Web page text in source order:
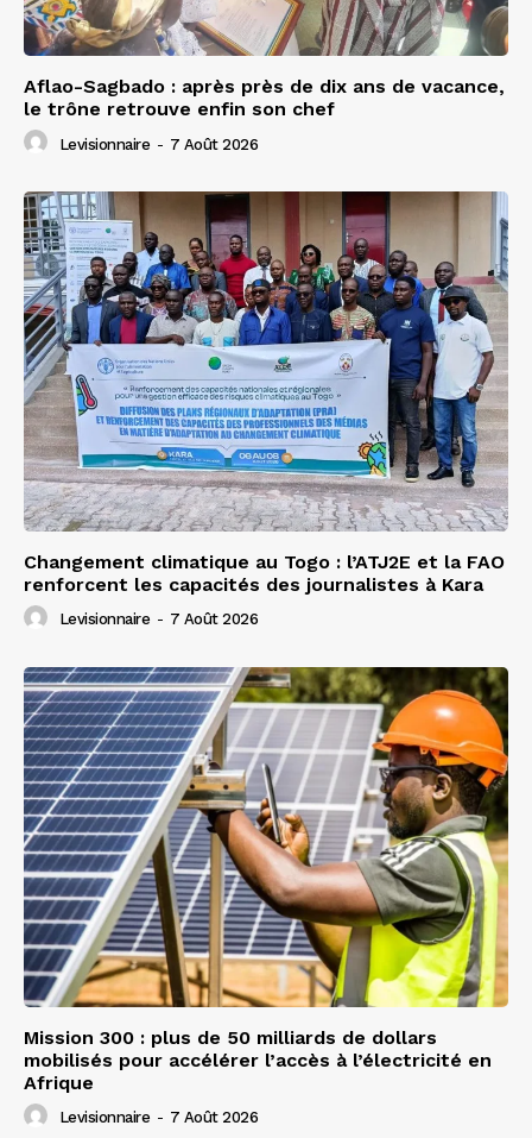
Aflao-Sagbado : après près de dix ans de vacance,
le trône retrouve enfin son chef
Levisionnaire - 7 Août 2026
Changement climatique au Togo : l’ATJ2E et la FAO
renforcent les capacités des journalistes à Kara
Levisionnaire - 7 Août 2026
Mission 300 : plus de 50 milliards de dollars
mobilisés pour accélérer l’accès à l’électricité en
Afrique
Levisionnaire - 7 Août 2026